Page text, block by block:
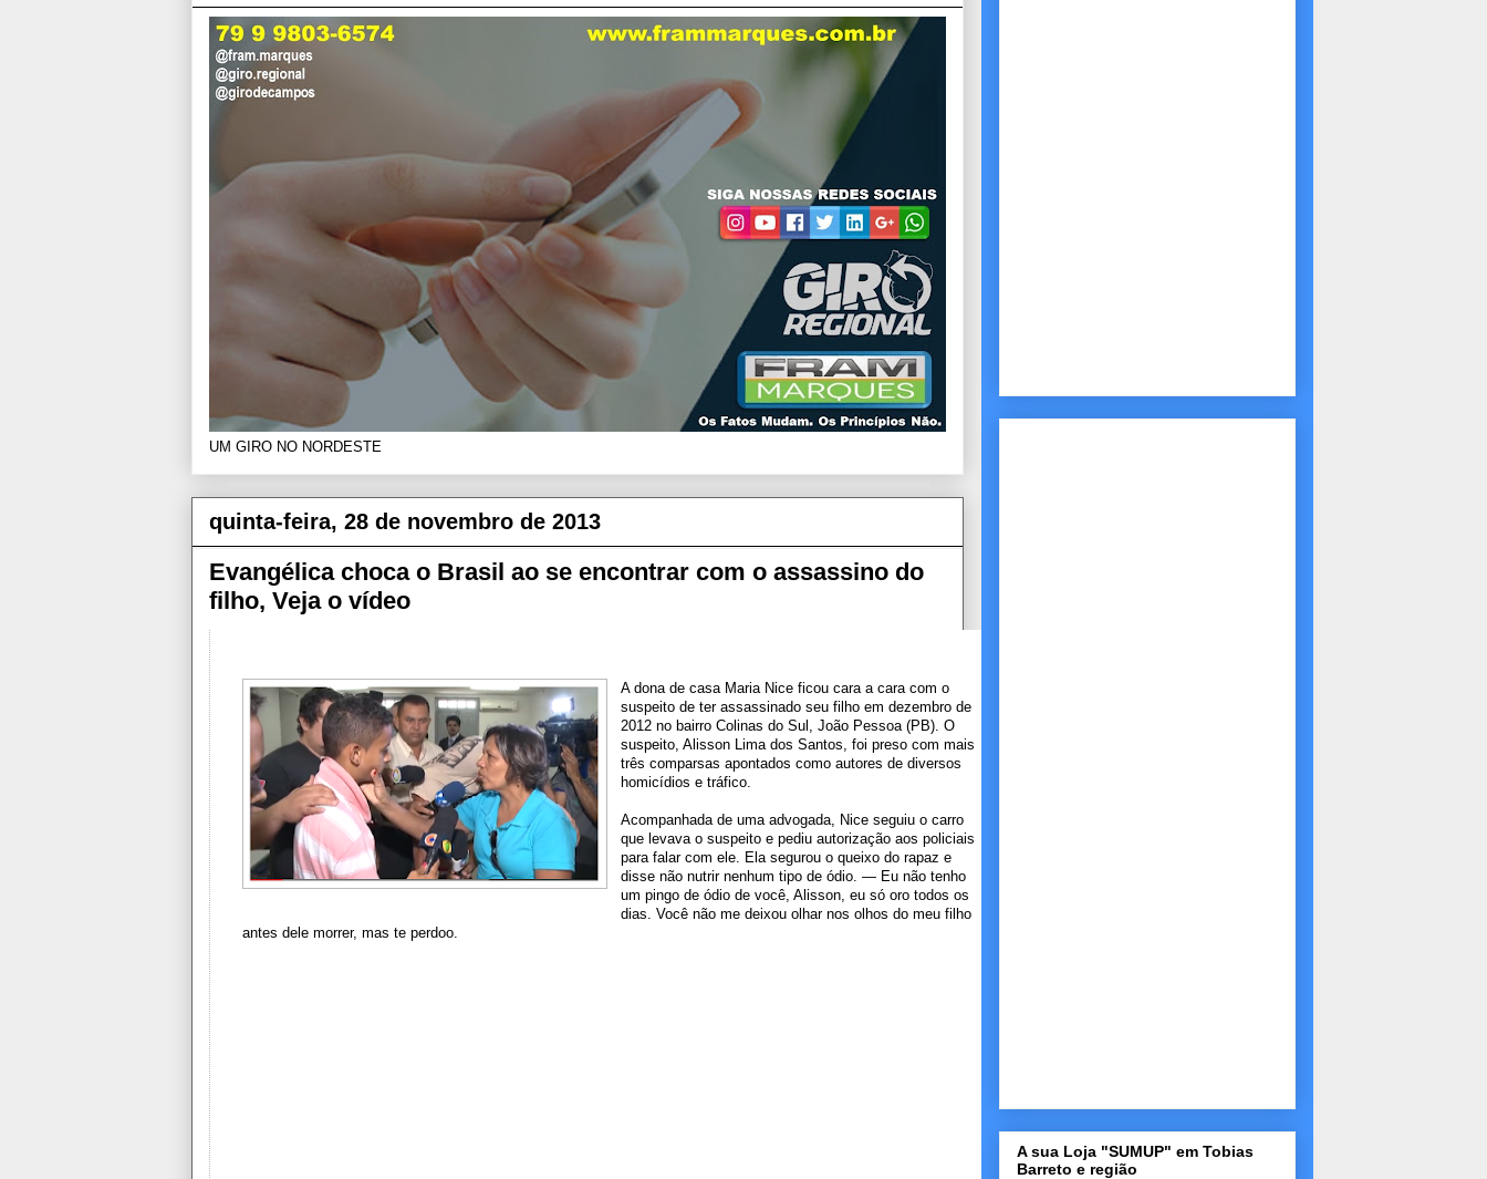
UM GIRO NO NORDESTE
quinta-feira, 28 de novembro de 2013
Evangélica choca o Brasil ao se encontrar com o assassino do
filho, Veja o vídeo
A dona de casa Maria Nice ficou cara a cara com o
suspeito de ter assassinado seu filho em dezembro de
2012 no bairro Colinas do Sul, João Pessoa (PB). O
suspeito, Alisson Lima dos Santos, foi preso com mais
três comparsas apontados como autores de diversos
homicídios e tráfico.
Acompanhada de uma advogada, Nice seguiu o carro
que levava o suspeito e pediu autorização aos policiais
para falar com ele. Ela segurou o queixo do rapaz e
disse não nutrir nenhum tipo de ódio. — Eu não tenho
um pingo de ódio de você, Alisson, eu só oro todos os
dias. Você não me deixou olhar nos olhos do meu filho
antes dele morrer, mas te perdoo.
A sua Loja "SUMUP" em Tobias
Barreto e região